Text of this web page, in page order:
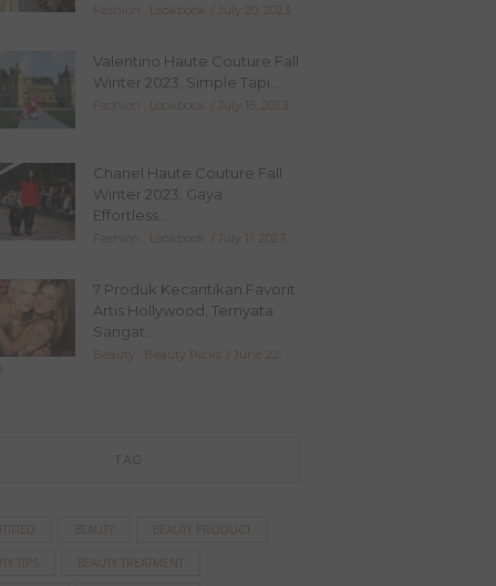
Fashion Lookbook July 20, 2023
Valentino Haute Couture Fall
Winter 2023, Simple Tapi...
Fashion Lookbook July 16, 2023
Chanel Haute Couture Fall
Winter 2023: Gaya
Effortless...
Fashion Lookbook July 11, 2023
7 Produk Kecantikan Favorit
Artis Hollywood, Ternyata
Sangat...
Beauty Beauty Picks
June 22,
TAG
BEAUTY BEAUTY PRODUCT
TIPS BEAUTY TREATMENT